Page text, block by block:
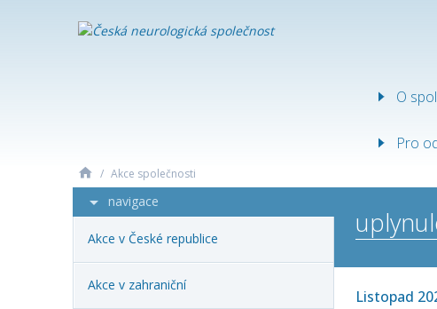
SPOLEČNOST
O
Pro
/ Akce společnosti
navigace
Akce v České republice
Akce v zahraniční
Listopad